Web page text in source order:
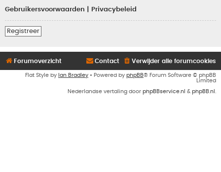
Gebruikersvoorwaarden Privacybeleid
Registreer
Forumoverzicht Verwijder alle forumcookies
Contact
Flat Style by Ian Bradley • Powered by phpBB® Forum Software © phpBB
Limited
Nederlandse vertaling door phpBBservice.nl & phpBB.nl .